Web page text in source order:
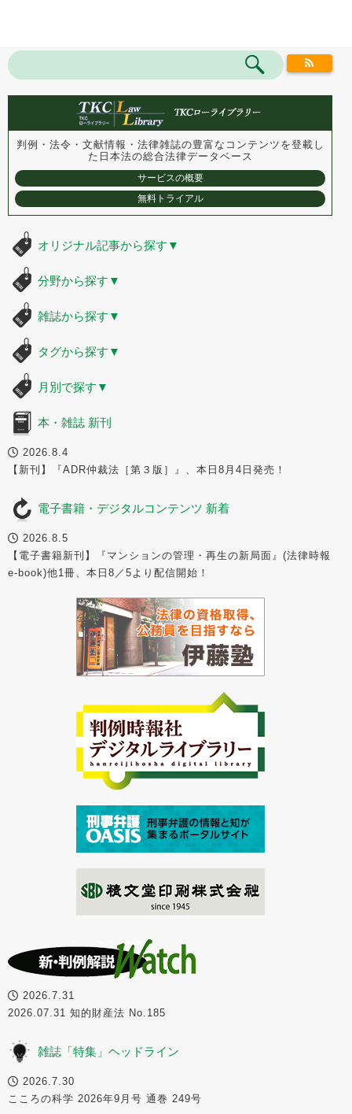
判例・法令・文献情報・法律雑誌の豊富なコンテンツを登載し
た 日本法の総合法律データベース
サービスの概要
無料トライアル
オリジナル記事から探す ▼
分野から探す ▼
雑誌から探す ▼
タグから探す ▼
月別で探す ▼
本・雑誌 新刊
2026.8.4
【新刊】『ADR仲裁法［第３版］』、本日8月4日発売！
電子書籍・デジタルコンテンツ 新着
2026.8.5
【電子書籍新刊】『マンションの管理・再生の新局面』(法律時報
e-book)他1冊、本日8／5より配信開始！
2026.7.31
2026.07.31 知的財産法 No.185
雑誌「特集」ヘッドライン
2026.7.30
こころの科学 2026年9月号 通巻 249号